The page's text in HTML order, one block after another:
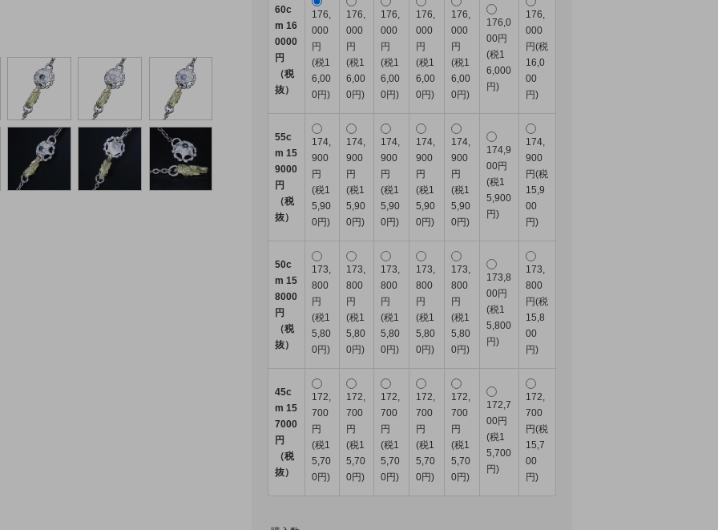
60c
m 16
0000
円
（税
抜）
176,
000
円
(税1
6,00
0円)
176,
000
円
(税1
6,00
0円)
176,
000
円
(税1
6,00
0円)
176,
000
円
(税1
6,00
0円)
176,
000
円
(税1
6,00
0円)
176,0
00円
(税1
6,000
円)
176,
000
円(税
16,0
00
円)
55c
m 15
9000
円
（税
抜）
174,
900
円
(税1
5,90
0円)
174,
900
円
(税1
5,90
0円)
174,
900
円
(税1
5,90
0円)
174,
900
円
(税1
5,90
0円)
174,
900
円
(税1
5,90
0円)
174,9
00円
(税1
5,900
円)
174,
900
円(税
15,9
00
円)
50c
m 15
8000
円
（税
抜）
173,
800
円
(税1
5,80
0円)
173,
800
円
(税1
5,80
0円)
173,
800
円
(税1
5,80
0円)
173,
800
円
(税1
5,80
0円)
173,
800
円
(税1
5,80
0円)
173,8
00円
(税1
5,800
円)
173,
800
円(税
15,8
00
円)
45c
m 15
7000
円
（税
抜）
172,
700
円
(税1
5,70
0円)
172,
700
円
(税1
5,70
0円)
172,
700
円
(税1
5,70
0円)
172,
700
円
(税1
5,70
0円)
172,
700
円
(税1
5,70
0円)
172,7
00円
(税1
5,700
円)
172,
700
円(税
15,7
00
円)